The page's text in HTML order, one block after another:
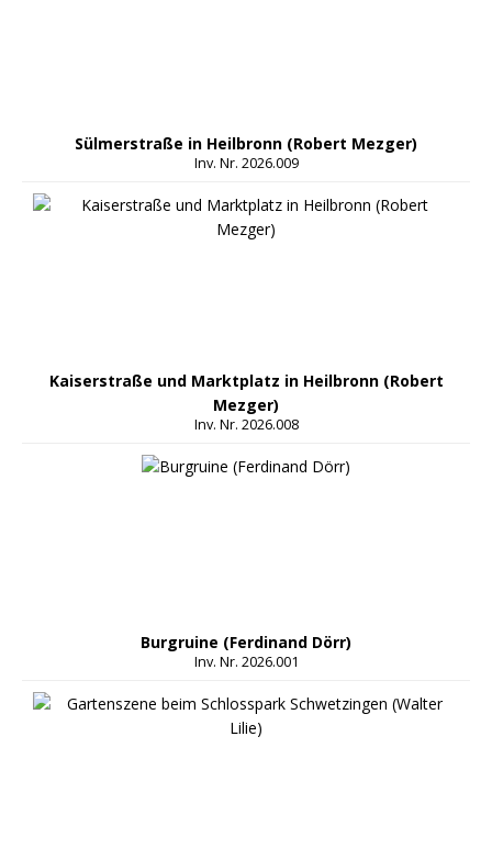
Sülmerstraße in Heilbronn (Robert Mezger)
Inv. Nr. 2026.009
Kaiserstraße und Marktplatz in Heilbronn (Robert
Mezger)
Inv. Nr. 2026.008
Burgruine (Ferdinand Dörr)
Inv. Nr. 2026.001